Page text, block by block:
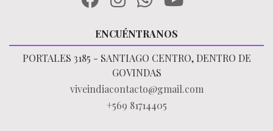
ENCUÉNTRANOS
PORTALES 3185 - SANTIAGO CENTRO, DENTRO DE
GOVINDAS
viveindiacontacto@gmail.com
+569 81714405